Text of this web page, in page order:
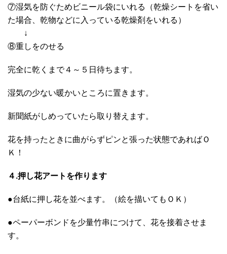
⑦湿気を防ぐためビニール袋にいれる（乾燥シートを省い
た場合、乾物などに入っている乾燥剤をいれる）
↓
⑧重しをのせる
完全に乾くまで４～５日待ちます。
湿気の少ない暖かいところに置きます。
新聞紙がしめっていたら取り替えます。
花を持ったときに曲がらずピンと張った状態であればＯ
Ｋ！
４.押し花アートを作ります
●台紙に押し花を並べます。（絵を描いてもＯＫ）
●ペーパーボンドを少量竹串につけて、花を接着させま
す。